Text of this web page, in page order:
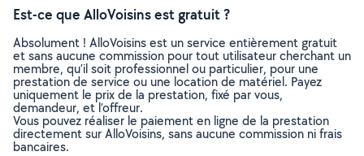
Est-ce que AlloVoisins est gratuit ?
Absolument ! AlloVoisins est un service entièrement gratuit
et sans aucune commission pour tout utilisateur cherchant un
membre, qu’il soit professionnel ou particulier, pour une
prestation de service ou une location de matériel. Payez
uniquement le prix de la prestation, fixé par vous,
demandeur, et l’offreur.
Vous pouvez réaliser le paiement en ligne de la prestation
directement sur AlloVoisins, sans aucune commission ni frais
bancaires.